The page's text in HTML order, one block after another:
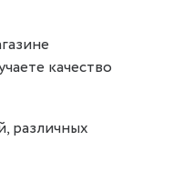
качество
различных